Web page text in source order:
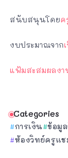
สนับสนุนโดยค
งบประมาณจาก
แฟ้มสะสมผลงา
Categories
การเงิน ข้อมู
ห้องวิทย์ครูแช